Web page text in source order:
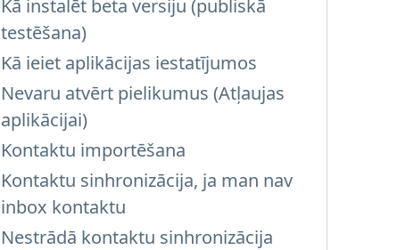
Kā instalēt beta versiju (publiskā
testēšana)
Kā ieiet aplikācijas iestatījumos
Nevaru atvērt pielikumus (Atļaujas
aplikācijai)
Kontaktu importēšana
Kontaktu sinhronizācija, ja man nav
inbox kontaktu
Nestrādā kontaktu sinhronizācija